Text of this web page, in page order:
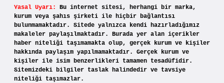
Yasal Uyarı:
Bu internet sitesi, herhangi bir marka,
kurum veya şahıs şirketi ile hiçbir bağlantısı
bulunmamaktadır. Sitede yalnızca kendi hazırladığımız
makaleler paylaşılmaktadır. Burada yer alan içerikler
haber niteliği taşımamakta olup, gerçek kurum ve kişiler
hakkında paylaşım yapılmamaktadır. Gerçek kurum ve
kişiler ile isim benzerlikleri tamamen tesadüfidir.
Sitemizdeki bilgiler taslak halindedir ve tavsiye
niteliği taşımazlar.